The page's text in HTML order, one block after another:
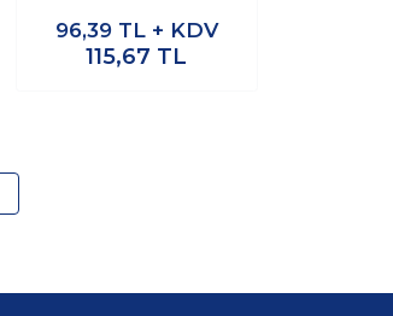
96,39 TL + KDV
115,67 TL